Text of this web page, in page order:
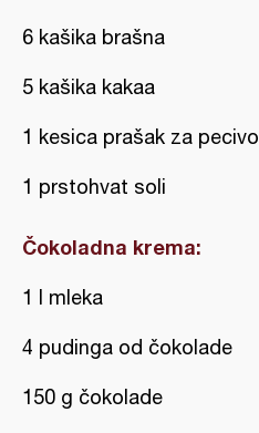
6 kašika brašna
5 kašika kakaa
1 kesica prašak za pecivo
1 prstohvat soli
Čokoladna krema:
1 l mleka
4 pudinga od čokolade
150 g čokolade